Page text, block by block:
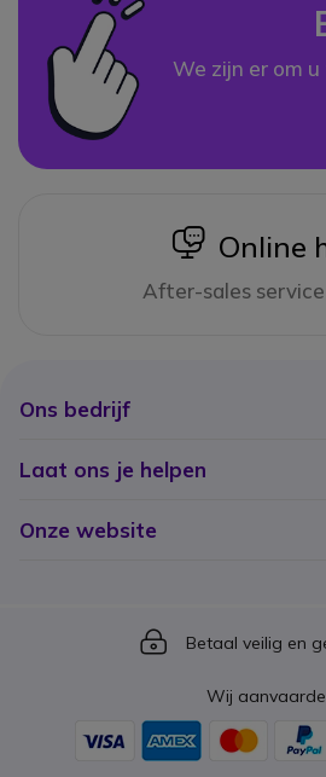
We zijn er om
icon
Online
After-sales service
Ons bedrijf
Laat ons je helpen
Onze website
Icon
Betaal veilig en
Wij